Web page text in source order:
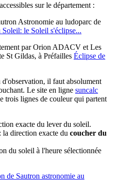
sur le département :
Astronomie au ludoparc de
Soleil: le Soleil s'éclipse...
par Orion ADACV et Les
St Gildas, à Préfailles Éclipse de
il faut absolument
Le site en ligne suncalc
trois lignes de couleur qui partent
exacte du lever du soleil.
: la direction exacte du coucher du
du soleil à l'heure sélectionnée
de Sautron astronomie au